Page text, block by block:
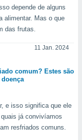
depende de alguns
alimentar. Mas o que
das frutas.
11 Jan. 2024
comum? Estes são
e isso significa que ele
já convivíamos
resfriados comuns.